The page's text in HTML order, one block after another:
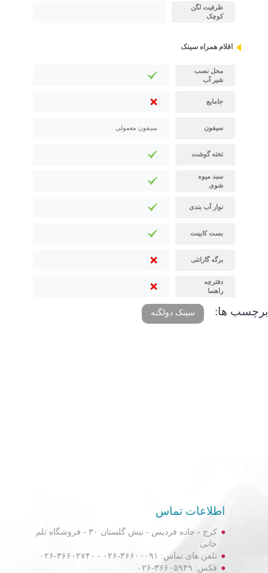
ظرفیت لگن
کوچک
اقلام همراه سینک
محل نصب
شیر آب
جامایع
سیفون سیفون معمولی
تخته گوشت
سبد میوه
شوی
نوار آب بندی
بست کابینت
برگه گارانتی
دفترچه
راهنما
برچسب ها: سینک دولگنه
اطلاعات تماس
کرج - جاده فردیس - نبش گلستان ۳۰ - فروشگاه تلم
خانی
تلفن های تماس: ۳۶۶۰۰۰۹۱-۰۲۶ - ۳۶۶۰۲۷۴۰-۰۲۶
فکس: ۳۶۶۰۵۹۴۹-۰۲۶